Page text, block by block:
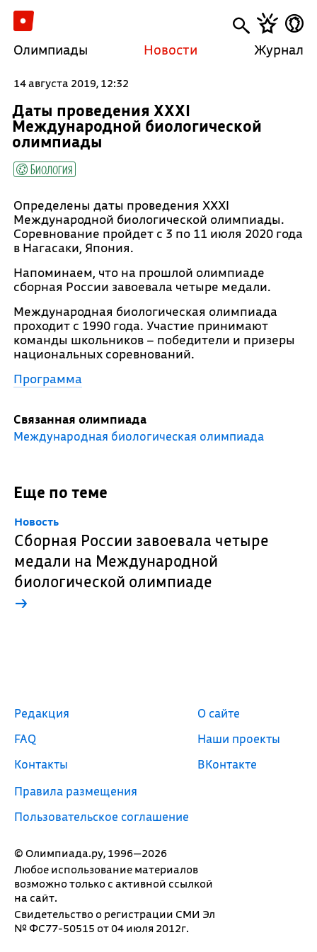
Олимпиады Новости Журнал
14 августа 2019, 12:32
Даты проведения XXXI
Международной биологической
олимпиады
Биология
Определены даты проведения XXXI
Международной биологической олимпиады.
Соревнование пройдет с 3 по 11 июля 2020 года
в Нагасаки, Япония.
Напоминаем, что на прошлой олимпиаде
сборная России завоевала четыре медали.
Международная биологическая олимпиада
проходит с 1990 года. Участие принимают
команды школьников – победители и призеры
национальных соревнований.
Программа
Связанная олимпиада
Международная биологическая олимпиада
Еще по теме
Новость
Сборная России завоевала четыре
медали на Международной
биологической олимпиаде
→
© Олимпиада.ру, 1996—2026
Любое использование материалов
возможно только с активной ссылкой
на сайт.
Свидетельство о регистрации СМИ Эл
№ ФС77-50515 от 04 июля 2012г.
Редакция
FAQ
Контакты
Правила размещения
Пользовательское соглашение
О сайте
Наши проекты
ВКонтакте